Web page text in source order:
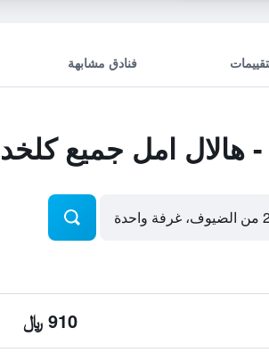
فنادق مشابهة
- هالال امل جميع
غرفة واحدة
910 ﷼